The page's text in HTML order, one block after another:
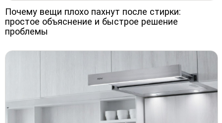
Почему вещи плохо пахнут после стирки:
простое объяснение и быстрое решение
проблемы